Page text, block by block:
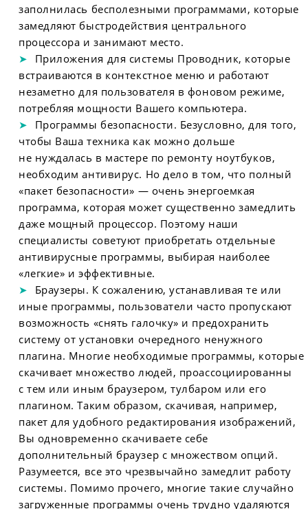
заполнилась бесполезными программами, которые
замедляют быстродействия центрального
процессора и занимают место.
Приложения для системы Проводник, которые
встраиваются в контекстное меню и работают
незаметно для пользователя в фоновом режиме,
потребляя мощности Вашего компьютера.
Программы безопасности. Безусловно, для того,
чтобы Ваша техника как можно дольше
не нуждалась в мастере по ремонту ноутбуков,
необходим антивирус. Но дело в том, что полный
«пакет безопасности» — очень энергоемкая
программа, которая может существенно замедлить
даже мощный процессор. Поэтому наши
специалисты советуют приобретать отдельные
антивирусные программы, выбирая наиболее
«легкие» и эффективные.
Браузеры. К сожалению, устанавливая те или
иные программы, пользователи часто пропускают
возможность «снять галочку» и предохранить
систему от установки очередного ненужного
плагина. Многие необходимые программы, которые
скачивает множество людей, проассоциированны
с тем или иным браузером, тулбаром или его
плагином. Таким образом, скачивая, например,
пакет для удобного редактирования изображений,
Вы одновременно скачиваете себе
дополнительный браузер с множеством опций.
Разумеется, все это чрезвычайно замедлит работу
системы. Помимо прочего, многие такие случайно
загруженные программы очень трудно удаляются